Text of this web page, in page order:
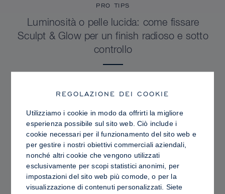
PRO TIPS
Luminosità o pelle lucida: come fissare
Sculpt & Glow per un finish radioso e sotto
controllo
REGOLAZIONE DEI COOKIE
Utilizziamo i cookie in modo da offrirti la migliore
esperienza possibile sul sito web. Ciò include i
cookie necessari per il funzionamento del sito web e
per gestire i nostri obiettivi commerciali aziendali,
nonché altri cookie che vengono utilizzati
esclusivamente per scopi statistici anonimi, per
impostazioni del sito web più comode, o per la
visualizzazione di contenuti personalizzati. Siete